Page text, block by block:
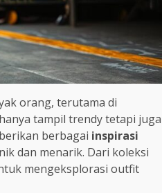
orang, terutama di
tampil trendy tetapi juga
berbagai inspirasi
dan menarik. Dari koleksi
mengeksplorasi outfit